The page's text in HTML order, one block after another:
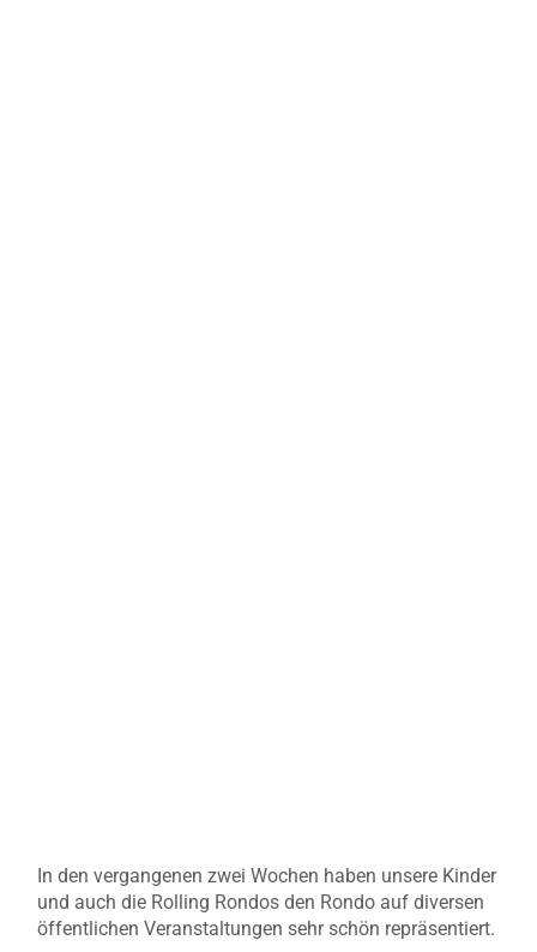
In den vergangenen zwei Wochen haben unsere Kinder
und auch die Rolling Rondos den Rondo auf diversen
öffentlichen Veranstaltungen sehr schön repräsentiert.